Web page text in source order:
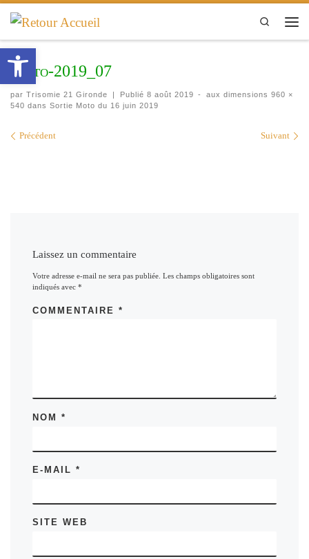
Passer au contenu
Search
Moto-2019_07
par Trisomie 21 Gironde | Publié 8 août 2019 - aux dimensions 960 ×
540 dans Sortie Moto du 16 juin 2019
Navigation des images
Précédent Suivant
Laissez un commentaire
Votre adresse e-mail ne sera pas publiée. Les champs obligatoires sont
indiqués avec*
COMMENTAIRE*
NOM*
E-MAIL*
SITE WEB
Ouvrir la barre d’outils